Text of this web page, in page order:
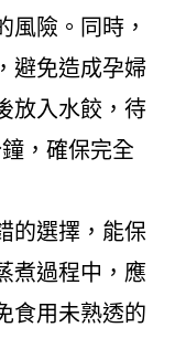
風險。同時，
避免造成孕婦
放入水餃，待
，確保完全
的選擇，能保
煮過程中，應
食用未熟透的